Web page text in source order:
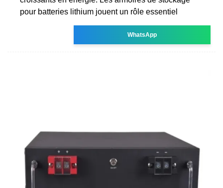
pour batteries lithium jouent un rôle essentiel
WhatsApp